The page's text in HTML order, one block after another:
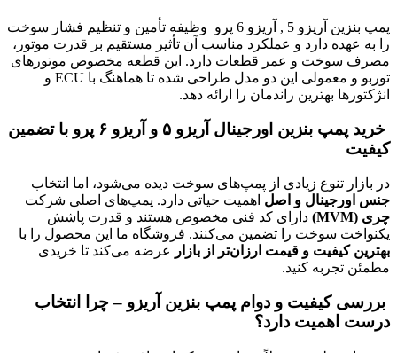
پمپ بنزین آریزو 5 , آریزو 6 پرو وظیفه تأمین و تنظیم فشار سوخت
را به عهده دارد و عملکرد مناسب آن تأثیر مستقیم بر قدرت موتور،
مصرف سوخت و عمر قطعات دارد. این قطعه مخصوص موتورهای
توربو و معمولی این دو مدل طراحی شده تا هماهنگ با ECU و
انژکتورها بهترین راندمان را ارائه دهد.
خرید پمپ بنزین اورجینال آریزو ۵ و آریزو ۶ پرو با تضمین
کیفیت
در بازار تنوع زیادی از پمپ‌های سوخت دیده می‌شود، اما انتخاب
جنس اورجینال و اصل اهمیت حیاتی دارد. پمپ‌های اصلی شرکت
چری (MVM)
دارای کد فنی مخصوص هستند و قدرت پاشش
یکنواخت سوخت را تضمین می‌کنند. فروشگاه ما این محصول را با
بهترین کیفیت و قیمت ارزان‌تر از بازار عرضه می‌کند تا خریدی
مطمئن تجربه کنید.
بررسی کیفیت و دوام پمپ بنزین آریزو – چرا انتخاب
درست اهمیت دارد؟